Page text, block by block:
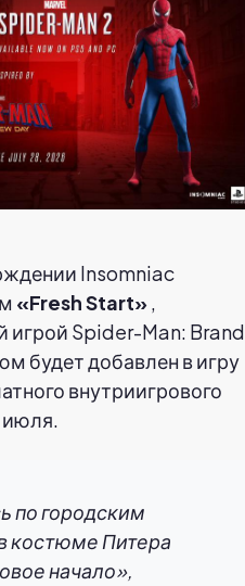
Insomniac
«Fresh Start»,
игрой Spider-Man: Brand
будет добавлен в игру
внутриигрового
июля.
по городским
костюме Питера
начало»,